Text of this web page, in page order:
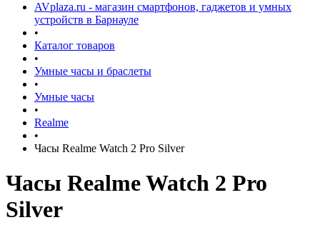
AVplaza.ru - магазин смартфонов, гаджетов и умных
устройств в Барнауле
•
Каталог товаров
•
Умные часы и браслеты
•
Умные часы
•
Realme
•
Часы Realme Watch 2 Pro Silver
Часы Realme Watch 2 Pro
Silver